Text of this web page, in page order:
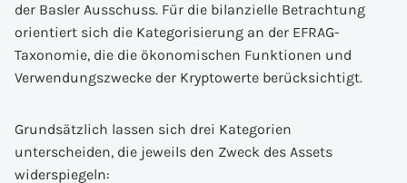
der Basler Ausschuss. Für die bilanzielle Betrachtung
orientiert sich die Kategorisierung an der EFRAG-
Taxonomie, die die ökonomischen Funktionen und
Verwendungszwecke der Kryptowerte berücksichtigt.
Grundsätzlich lassen sich drei Kategorien
unterscheiden, die jeweils den Zweck des Assets
widerspiegeln: